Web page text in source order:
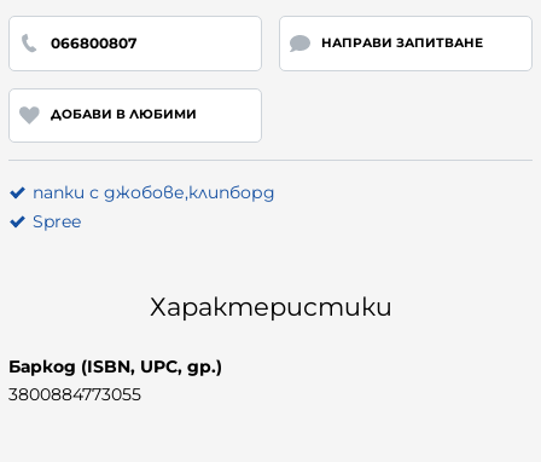
066800807 НАПРАВИ ЗАПИТВАНЕ
ДОБАВИ В ЛЮБИМИ
папки с джобове,клипборд
Spree
Характеристики
Баркод (ISBN, UPC, др.)
3800884773055